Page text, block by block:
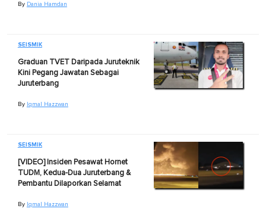
By Dania Hamdan
SEISMIK
Graduan TVET Daripada Juruteknik
Kini Pegang Jawatan Sebagai
Juruterbang
By Iqmal Hazzwan
SEISMIK
[VIDEO] Insiden Pesawat Hornet
TUDM, Kedua-Dua Juruterbang &
Pembantu Dilaporkan Selamat
By Iqmal Hazzwan